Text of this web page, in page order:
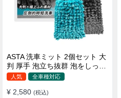
ASTA 洗車ミット 2個セット 大
判 厚手 泡立ち抜群 泡をしっか
りキープ 洗車スポンジ マイ
傷つきにくい ボディ ガラス ホ
人気 全車種対応
¥ 2,580 (税込)